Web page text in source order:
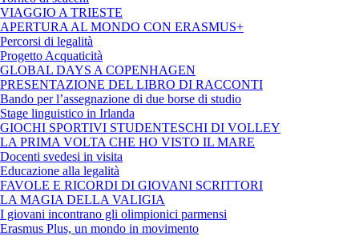
VIAGGIO A TRIESTE
APERTURA AL MONDO CON ERASMUS+
Percorsi di legalità
Progetto Acquaticità
GLOBAL DAYS A COPENHAGEN
PRESENTAZIONE DEL LIBRO DI RACCONTI
Bando per l’assegnazione di due borse di studio
Stage linguistico in Irlanda
GIOCHI SPORTIVI STUDENTESCHI DI VOLLEY
LA PRIMA VOLTA CHE HO VISTO IL MARE
Docenti svedesi in visita
Educazione alla legalità
FAVOLE E RICORDI DI GIOVANI SCRITTORI
LA MAGIA DELLA VALIGIA
I giovani incontrano gli olimpionici parmensi
Erasmus Plus, un mondo in movimento